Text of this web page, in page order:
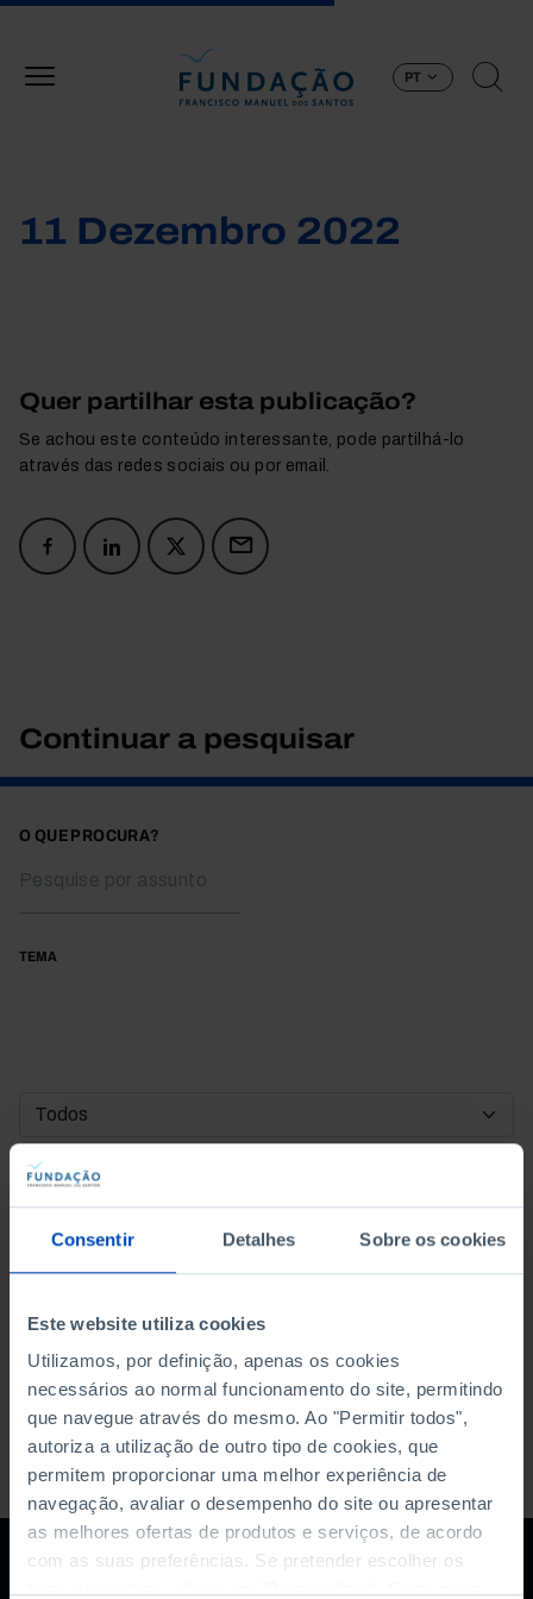
Consentir Detalhes Sobre os cookies
Este website utiliza cookies
Utilizamos, por definição, apenas os cookies
necessários ao normal funcionamento do site, permitindo
que navegue através do mesmo. Ao "Permitir todos",
autoriza a utilização de outro tipo de cookies, que
permitem proporcionar uma melhor experiência de
navegação, avaliar o desempenho do site ou apresentar
as melhores ofertas de produtos e serviços, de acordo
com as suas preferências. Se pretender escolher os
PT
11 Dezembro 2022
Quer partilhar esta publicação?
Se achou este conteúdo interessante, pode partilhá-lo
através das redes sociais ou por email.
Continuar a pesquisar
O QUE PROCURA?
TEMA
DATA DE INÍCIO
DATA DE FIM